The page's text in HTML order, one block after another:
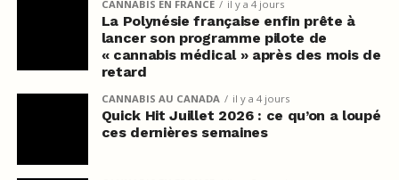
CANNABIS EN FRANCE il y a 4 jours
La Polynésie française enfin prête à
lancer son programme pilote de
« cannabis médical » après des mois de
retard
CANNABIS AU CANADA il y a 4 jours
Quick Hit Juillet 2026 : ce qu’on a loupé
ces dernières semaines